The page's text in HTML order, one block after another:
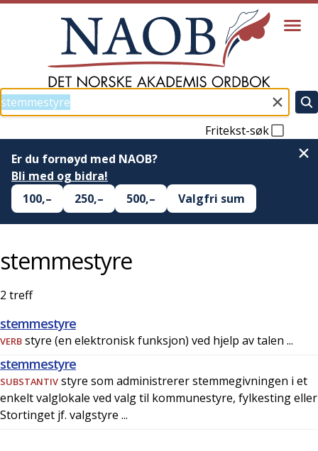
Fritekst-søk
Er du fornøyd med NAOB?
Bli med og bidra!
100,–
250,– 500,– Valgfri sum
stemmestyre
2 treff
stemmestyre
VERB styre (en elektronisk funksjon) ved hjelp av talen ...
stemmestyre
SUBSTANTIV styre som administrerer stemmegivningen i et
enkelt valglokale ved valg til kommunestyre, fylkesting eller
Stortinget jf. valgstyre ...